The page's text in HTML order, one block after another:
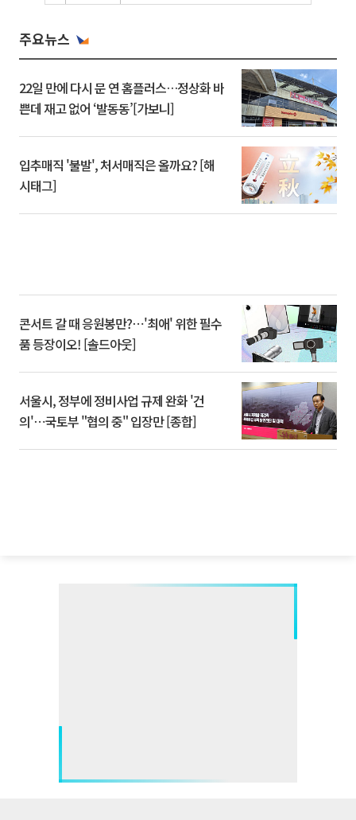
주요뉴스
22일 만에 다시 문 연 홈플러스…정상화 바
쁜데 재고 없어 ‘발동동’[가보니]
입추매직 '불발', 처서매직은 올까요? [해
시태그]
콘서트 갈 때 응원봉만?⋯'최애' 위한 필수
품 등장이오! [솔드아웃]
서울시, 정부에 정비사업 규제 완화 '건
의'⋯국토부 "협의 중" 입장만 [종합]